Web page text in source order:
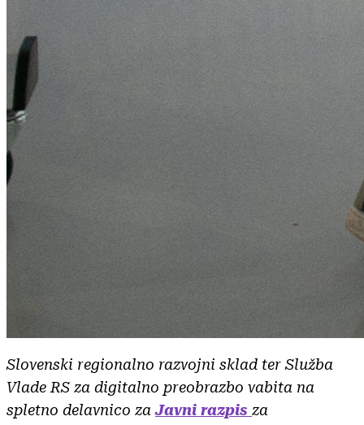
Slovenski regionalno razvojni sklad ter Služba
Vlade RS za digitalno preobrazbo vabita na
spletno delavnico zaJavni razpis za